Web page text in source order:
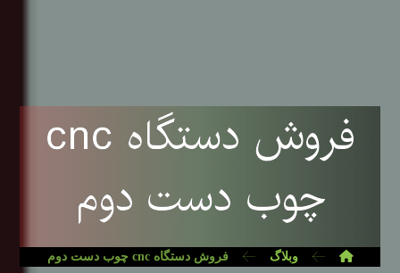
فروش دستگاه cnc
چوب دست دوم
وبلاگ فروش دستگاه cnc چوب دست دوم